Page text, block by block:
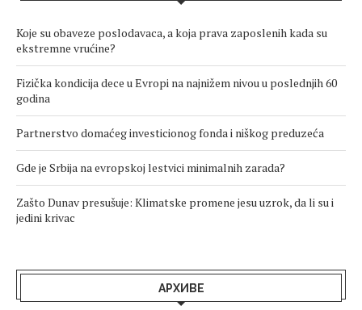
Koje su obaveze poslodavaca, a koja prava zaposlenih kada su
ekstremne vrućine?
Fizička kondicija dece u Evropi na najnižem nivou u poslednjih 60
godina
Partnerstvo domaćeg investicionog fonda i niškog preduzeća
Gde je Srbija na evropskoj lestvici minimalnih zarada?
Zašto Dunav presušuje: Klimatske promene jesu uzrok, da li su i
jedini krivac
АРХИВЕ